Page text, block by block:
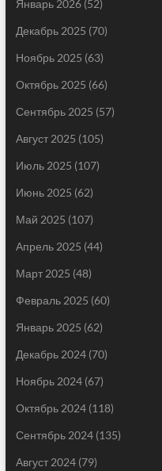
Январь 2026(52)
Декабрь 2025 (70)
Ноябрь 2025 (63)
Октябрь 2025 (66)
Сентябрь 2025 (57)
Август 2025 (105)
Июль 2025 (107)
Июнь 2025 (62)
Май 2025 (107)
Апрель 2025 (44)
Март 2025 (48)
Февраль 2025 (60)
Январь 2025 (62)
Декабрь 2024(70)
Ноябрь 2024(67)
Октябрь 2024(118)
Сентябрь 2024(135)
Август 2024(79)